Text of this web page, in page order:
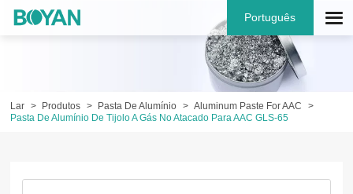
Português
Lar Produtos Pasta De Alumínio
Aluminum Paste For AAC
Pasta De Alumínio De Tijolo A Gás No Atacado Para AAC GLS-65